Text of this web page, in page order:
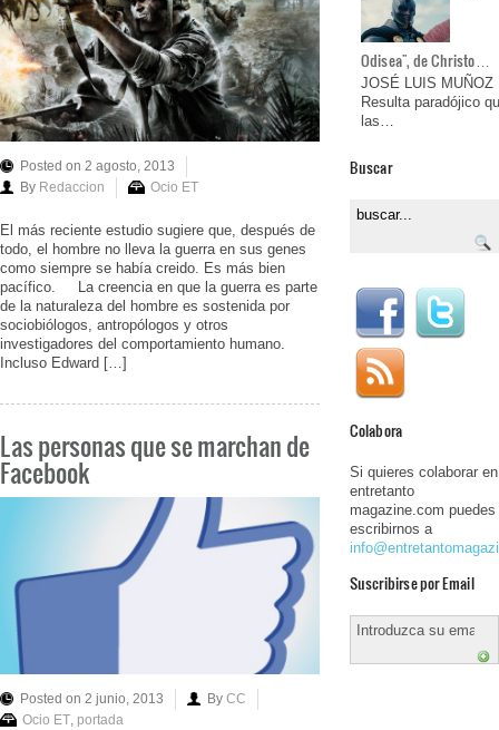
Posted on 2 agosto, 2013
By Redaccion Ocio ET
El más reciente estudio sugiere que, después de
todo, el hombre no lleva la guerra en sus genes
como siempre se había creido. Es más bien
pacífico. La creencia en que la guerra es parte
de la naturaleza del hombre es sostenida por
sociobiólogos, antropólogos y otros
investigadores del comportamiento humano.
Incluso Edward […]
Las personas que se marchan de
Facebook
Posted on 2 junio, 2013 By CC
Ocio ET, portada
Odisea", de Christo…
JOSÉ LUIS MUÑOZ
Resulta paradójico
las…
Buscar
Colabora
Si quieres colaborar en
entretanto
magazine.com puedes
escribirnos a
Suscribirse por Email